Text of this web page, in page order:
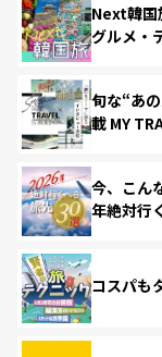
Next韓国
グルメ・
旬な“あ
載 MY
今、こん
年絶対行
コスパも